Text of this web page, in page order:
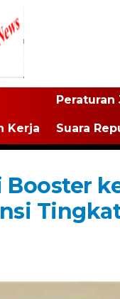
Kerja Suara
Booster